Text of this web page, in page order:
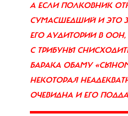
А ЕСЛИ ПОЛКОВНИК
СУМАСШЕДШИЙ И ЭТО
ЕГО АУДИТОРИИ В
С ТРИБУНЫ
БАРАКА ОБАМУ
НЕКОТОРАЯ
ОЧЕВИДНА И ЕГО